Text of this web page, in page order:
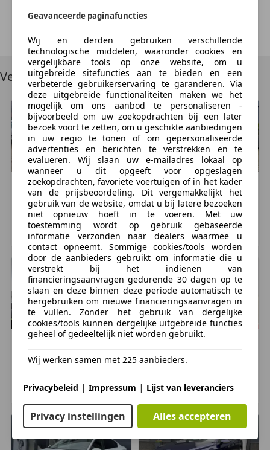
De auto is dealer onderhouden en wordt geleverd
met een nieuwe APK. Dit is een RIJKLARE
MEENEEMPRIJS, de fullserviceprijs inclusief 12
maanden BOVAG garantie is 16250 euro. Financieren
is mogelijk, vraag ons naar de mogelijkheden.
Als u al weet dat dit de auto is die u wilt hebben, dan
hoeft u niet langer te wachten. U kunt nu al besluiten
om deze Volkswagen te kopen. Wij reserveren de
auto dan voor u en nemen zo snel mogelijk contact
met u op.
Bedrijfsinformatie
AANSTAANDE ZONDAG KOOPZONDAG VAN 12:00
UUR TOT 16:00 UUR!!
Keuze uit een van de volgende afleverpakketten:
Go! (GEEN GARANTIE!) €30,00
• De auto is schoon bij aflevering (eventueel gepoetst
tegen meerprijs)
• De eventueel ingeruilde auto wordt RDW
gevrijwaard en de nieuwe occasion wordt
tenaamgesteld.
Basis 12 maanden garantie €595,-
• Idem als het Go! pakket.
• De auto mag maximaal 14 jaar oud zijn en maximaal
200.000 km op de teller hebben.
Vergelijkbare voertuigen
Volkswagen Passat
€ 16.950
46.732 km, 03/2016
WIJCHEN, NL
Volkswagen Passat
€ 13.750
119.866 km, 02/2015
DRONTEN, NL
Volkswagen Passat
€ 16.000
NIJVERDAL, NL
Volkswagen
€ 14.750
America, NL
Geavanceerde paginafuncties
Wij en derden gebruiken verschillende
technologische middelen, waaronder cookies en
vergelijkbare tools op onze website, om u
uitgebreide sitefuncties aan te bieden en een
verbeterde gebruikerservaring te garanderen. Via
deze uitgebreide functionaliteiten maken we het
mogelijk om ons aanbod te personaliseren -
bijvoorbeeld om uw zoekopdrachten bij een later
bezoek voort te zetten, om u geschikte aanbiedingen
in uw regio te tonen of om gepersonaliseerde
advertenties en berichten te verstrekken en te
evalueren. Wij slaan uw e-mailadres lokaal op
wanneer u dit opgeeft voor opgeslagen
zoekopdrachten, favoriete voertuigen of in het kader
van de prijsbeoordeling. Dit vergemakkelijkt het
gebruik van de website, omdat u bij latere bezoeken
niet opnieuw hoeft in te voeren. Met uw
toestemming wordt op gebruik gebaseerde
informatie verzonden naar dealers waarmee u
contact opneemt. Sommige cookies/tools worden
door de aanbieders gebruikt om informatie die u
verstrekt bij het indienen van
financieringsaanvragen gedurende 30 dagen op te
slaan en deze binnen deze periode automatisch te
hergebruiken om nieuwe financieringsaanvragen in
te vullen. Zonder het gebruik van dergelijke
cookies/tools kunnen dergelijke uitgebreide functies
geheel of gedeeltelijk niet worden gebruikt.
Wij werken samen met 225 aanbieders.
Privacybeleid | Impressum | Lijst van leveranciers
Privacy instellingen Alles accepteren